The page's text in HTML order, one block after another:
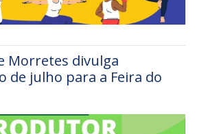
Morretes divulga
de julho para a Feira do